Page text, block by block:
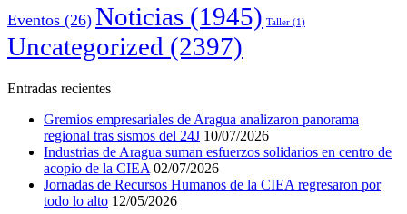
Eventos (26) Noticias (1945) Taller (1)
Uncategorized (2397)
Entradas recientes
Gremios empresariales de Aragua analizaron panorama
regional tras sismos del 24J 10/07/2026
Industrias de Aragua suman esfuerzos solidarios en centro de
acopio de la CIEA 02/07/2026
Jornadas de Recursos Humanos de la CIEA regresaron por
todo lo alto 12/05/2026